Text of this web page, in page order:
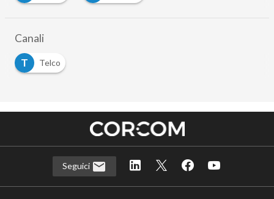
Canali
T
Telco
Seguici